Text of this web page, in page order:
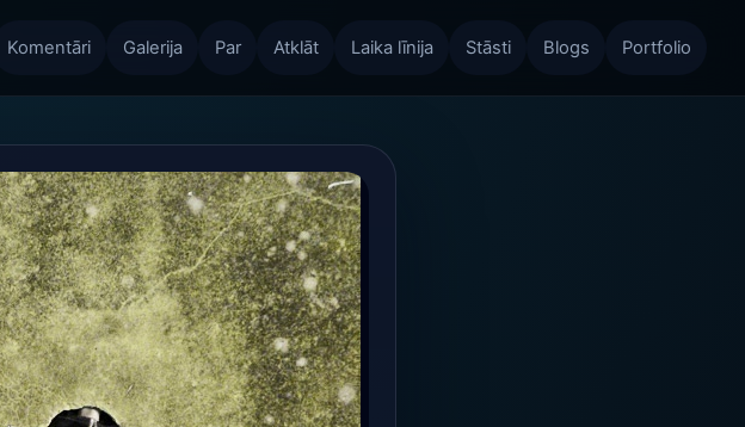
Komentāri Galerija Par Atklāt Laika līnija Stāsti Blogs Portfolio